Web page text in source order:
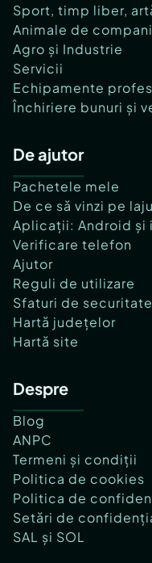
Sport, timp liber,
Animale de
Agro și Industrie
Servicii
Echipamente
Închiriere bunuri și
De ajutor
Pachetele mele
De ce să vinzi pe
Aplicații: Android și
Verificare telefon
Ajutor
Reguli de utilizare
Sfaturi de securitate
Hartă județelor
Hartă site
Despre
Blog
ANPC
Termeni și condiții
Politica de cookies
Politica de
Setări de
SAL și SOL